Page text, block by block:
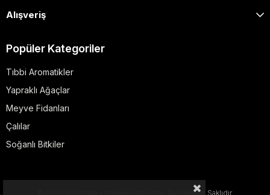
Alışveriş
Popüler Kategoriler
Tıbbi Aromatikler
Yapraklı Ağaçlar
Meyve Fidanları
Çalılar
Soğanlı Bitkiler
© 2025 1001fidan - dogapeyzaj.com. Tüm Hakları Saklıdır.